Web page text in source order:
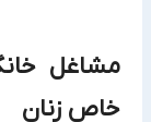
مشاغل
خاص زنان